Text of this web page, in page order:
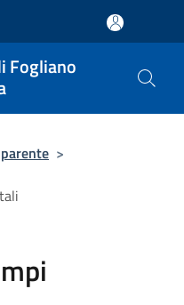
Fogliano
>